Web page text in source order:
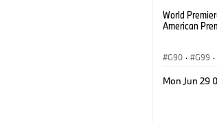
World
American
G90 · G99 ·
Mon Jun 29